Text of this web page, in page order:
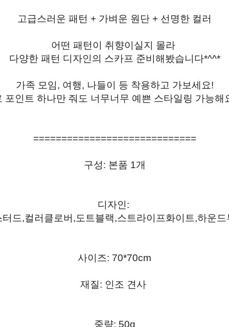
고급스러운 패턴 + 가벼운 원단 + 선명한 컬러
어떤 패턴이 취향이실지 몰라
다양한 패턴 디자인의 스카프 준비해봤습니다*^^*
가족 모임, 여행, 나들이 등 착용하고 가보세요!
포인트 하나만 줘도 너무너무 예쁜 스타일링 가능해
=============================
구성: 본품 1개
디자인:
드,컬러클로버,도트블랙,스트라이프화이트,하운드
사이즈: 70*70cm
재질: 인조 견사
중량: 50g